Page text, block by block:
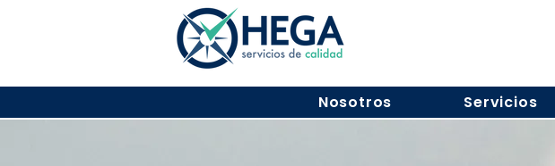
Nosotros Servicios